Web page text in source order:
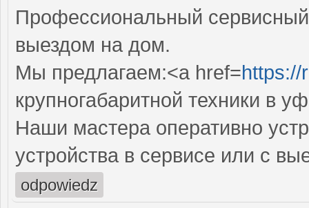
Профессиональный
выездом на дом.
Мы предлагаем:<a href=https://
крупногабаритной техники в
Наши мастера оперативно
устройства в сервисе или с
odpowiedz